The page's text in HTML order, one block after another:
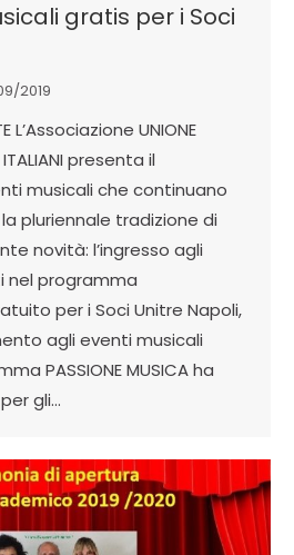
gratis per i Soci
2019
L’Associazione UNIONE
ITALIANI presenta il
musicali che continuano
pluriennale tradizione di
novità: l’ingresso agli
programma
per i Soci Unitre Napoli,
agli eventi musicali
PASSIONE MUSICA ha
gli…